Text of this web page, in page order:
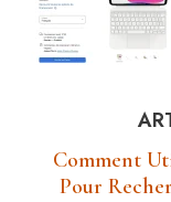
Comment
Pour